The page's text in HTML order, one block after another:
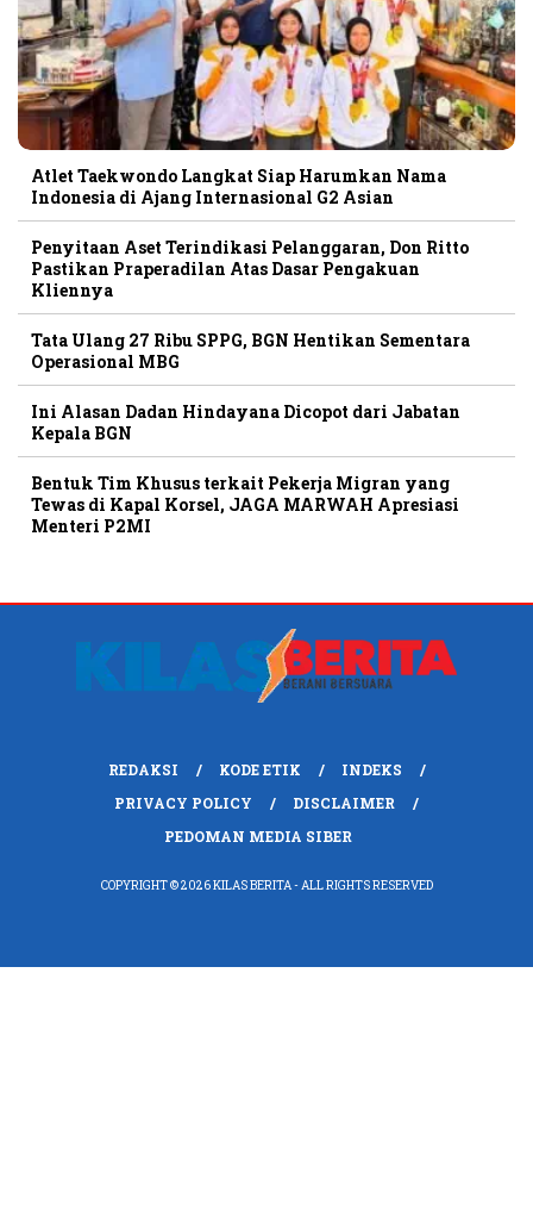
Atlet Taekwondo Langkat Siap Harumkan Nama
Indonesia di Ajang Internasional G2 Asian
Penyitaan Aset Terindikasi Pelanggaran, Don Ritto
Pastikan Praperadilan Atas Dasar Pengakuan
Kliennya
Tata Ulang 27 Ribu SPPG, BGN Hentikan Sementara
Operasional MBG
Ini Alasan Dadan Hindayana Dicopot dari Jabatan
Kepala BGN
Bentuk Tim Khusus terkait Pekerja Migran yang
Tewas di Kapal Korsel, JAGA MARWAH Apresiasi
Menteri P2MI
REDAKSI KODE ETIK
INDEKS
PRIVACY POLICY
DISCLAIMER
PEDOMAN MEDIA SIBER
COPYRIGHT © 2026 KILAS BERITA - ALL RIGHTS RESERVED